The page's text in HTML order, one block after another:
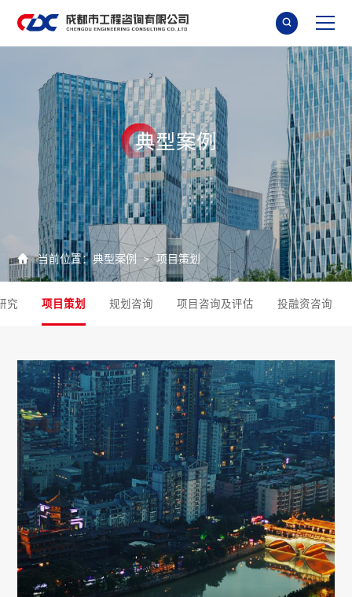

典型案例
 当前位置： 典型案例 > 项目策划
究 项目策划 规划咨询 项目咨询及评估 投融资咨询